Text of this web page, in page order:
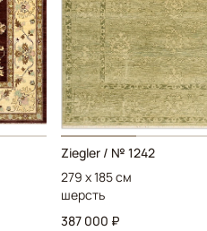
Ziegler / № 1242
279 x 185 см
шерсть
387 000 ₽